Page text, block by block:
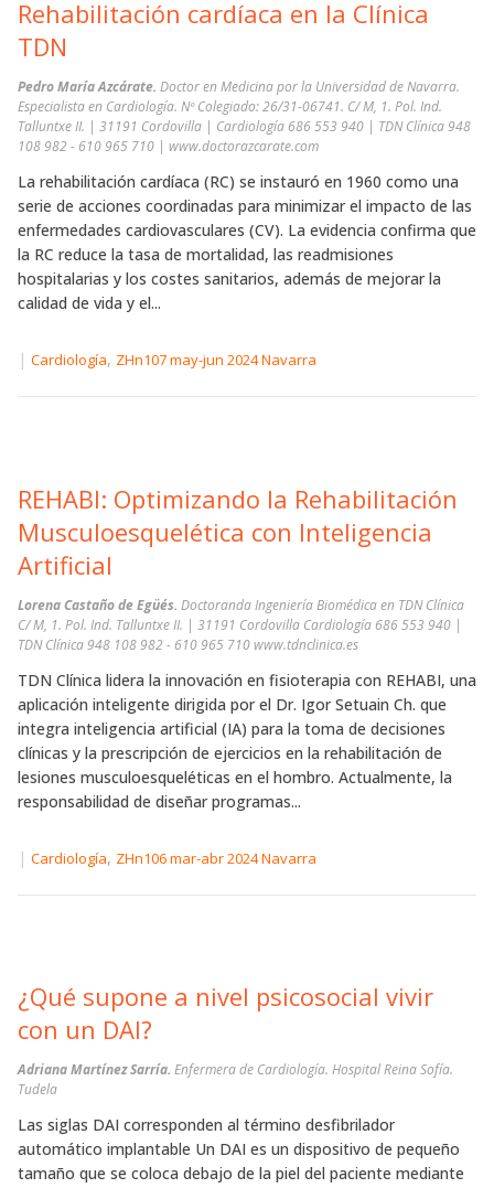
Rehabilitación cardíaca en la Clínica
TDN
Pedro María Azcárate. Doctor en Medicina por la Universidad de Navarra.
Especialista en Cardiología. Nº Colegiado: 26/31-06741. C/ M, 1. Pol. Ind.
Talluntxe II. | 31191 Cordovilla | Cardiología 686 553 940 | TDN Clínica 948
108 982 - 610 965 710 | www.doctorazcarate.com
La rehabilitación cardíaca (RC) se instauró en 1960 como una
serie de acciones coordinadas para minimizar el impacto de las
enfermedades cardiovasculares (CV). La evidencia confirma que
la RC reduce la tasa de mortalidad, las readmisiones
hospitalarias y los costes sanitarios, además de mejorar la
calidad de vida y el...
| Cardiología, ZHn107 may-jun 2024 Navarra
REHABI: Optimizando la Rehabilitación
Musculoesquelética con Inteligencia
Artificial
Lorena Castaño de Egüés. Doctoranda Ingeniería Biomédica en TDN Clínica
C/ M, 1. Pol. Ind. Talluntxe II. | 31191 Cordovilla Cardiología 686 553 940 |
TDN Clínica 948 108 982 - 610 965 710 www.tdnclinica.es
TDN Clínica lidera la innovación en fisioterapia con REHABI, una
aplicación inteligente dirigida por el Dr. Igor Setuain Ch. que
integra inteligencia artificial (IA) para la toma de decisiones
clínicas y la prescripción de ejercicios en la rehabilitación de
lesiones musculoesqueléticas en el hombro. Actualmente, la
responsabilidad de diseñar programas...
| Cardiología, ZHn106 mar-abr 2024 Navarra
¿Qué supone a nivel psicosocial vivir
con un DAI?
Adriana Martínez Sarría. Enfermera de Cardiología. Hospital Reina Sofía.
Tudela
Las siglas DAI corresponden al término desfibrilador
automático implantable Un DAI es un dispositivo de pequeño
tamaño que se coloca debajo de la piel del paciente mediante